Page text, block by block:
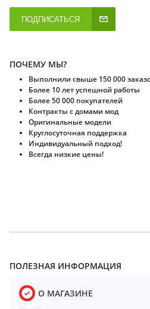
ПОДПИСАТЬСЯ
ПОЧЕМУ МЫ?
Выполнили свыше 150 000
Более 10 лет успешной работы
Более 50 000 покупателей
Контракты с домами мод
Оригинальные модели
Круглосуточная поддержка
Индивидуальный подход!
Всегда низкие цены!
ПОЛЕЗНАЯ ИНФОРМАЦИЯ
О МАГАЗИНЕ